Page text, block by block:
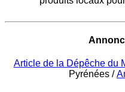
Article de la Dépêche du
Pyrénées /